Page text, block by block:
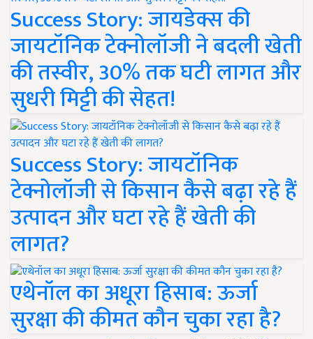
Success Story: जायडेक्स की
जायटॉनिक टेक्नोलॉजी ने बदली खेती
की तस्वीर, 30% तक घटी लागत और
सुधरी मिट्टी की सेहत!
Success Story: जायटॉनिक
टेक्नोलॉजी से किसान कैसे बढ़ा रहे हैं
उत्पादन और घटा रहे हैं खेती की
लागत?
एथेनॉल का अधूरा हिसाब: ऊर्जा
सुरक्षा की कीमत कौन चुका रहा है?